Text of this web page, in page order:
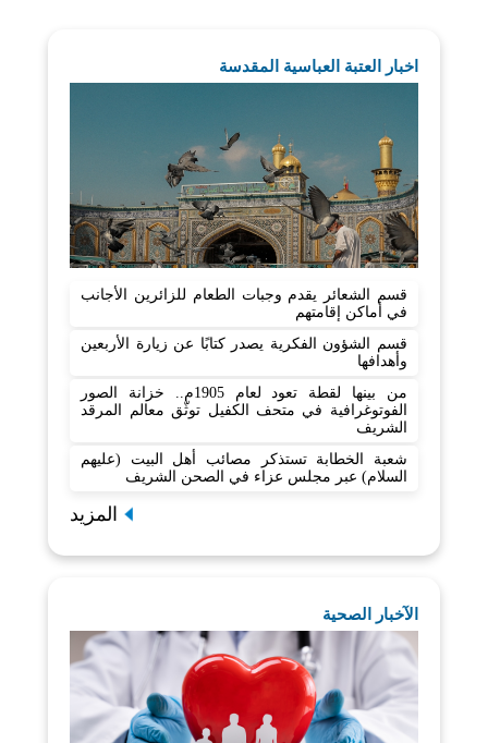
اخبار العتبة العباسية المقدسة
قسم الشعائر يقدم وجبات الطعام للزائرين الأجانب
في أماكن إقامتهم
قسم الشؤون الفكرية يصدر كتابًا عن زيارة الأربعين
وأهدافها
من بينها لقطة تعود لعام 1905م.. خزانة الصور
الفوتوغرافية في متحف الكفيل توثّق معالم المرقد
الشريف
شعبة الخطابة تستذكر مصائب أهل البيت (عليهم
السلام) عبر مجلس عزاء في الصحن الشريف
المزيد
الآخبار الصحية